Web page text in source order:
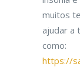
muitos
ajudar a
como:
https://